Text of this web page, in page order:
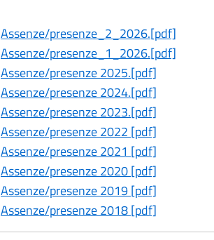
Assenze/presenze_2_2026.[pdf]
Assenze/presenze_1_2026.[pdf]
Assenze/presenze 2025.[pdf]
Assenze/presenze 2024.[pdf]
Assenze/presenze 2023.[pdf]
Assenze/presenze 2022 [pdf]
Assenze/presenze 2021 [pdf]
Assenze/presenze 2020 [pdf]
Assenze/presenze 2019 [pdf]
Assenze/presenze 2018 [pdf]